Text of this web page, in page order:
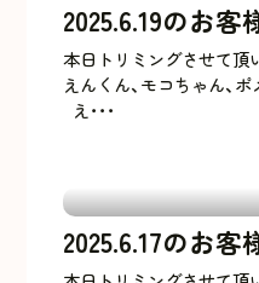
2025.6.19のお客
本日トリミングさせて頂
えんくん、モコちゃん、
え･･･
2025.6.17のお客